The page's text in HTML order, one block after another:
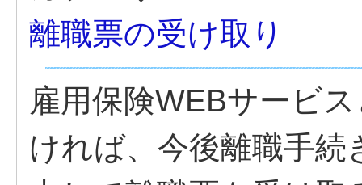
離職票の受け取り
雇用保険WEBサービ
ければ、今後離職手